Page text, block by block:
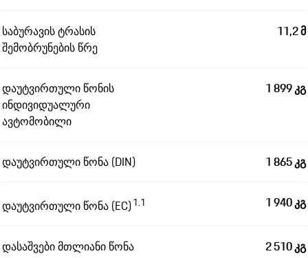
საბურავის ტრასის
შემობრუნების წრე
11,2 მ
დაუტვირთული წონის
ინდივიდუალური
ავტომობილი
1 899 კგ
დაუტვირთული წონა (DIN) 1 865 კგ
დაუტვირთული წონა (EC)1.1 1 940 კგ
დასაშვები მთლიანი წონა 2 510 კგ